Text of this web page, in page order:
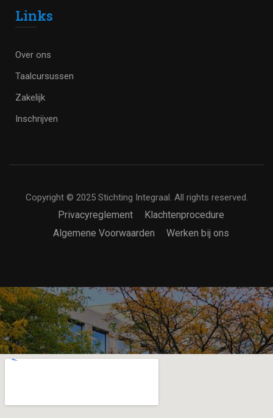
Links
Over ons
Taalcursussen
Zakelijk
Inschrijven
Copyright © 2025 Stichting Integraal. All rights reserved.
Privacyreglement
Klachtenprocedure
Algemene Voorwaarden
Werken bij ons
tekst